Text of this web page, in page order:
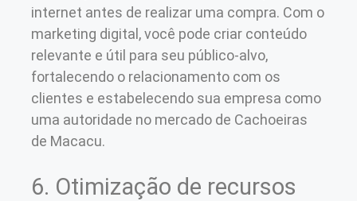
internet antes de realizar uma compra. Com o
marketing digital, você pode criar conteúdo
relevante e útil para seu público-alvo,
fortalecendo o relacionamento com os
clientes e estabelecendo sua empresa como
uma autoridade no mercado de Cachoeiras
de Macacu.
6. Otimização de recursos